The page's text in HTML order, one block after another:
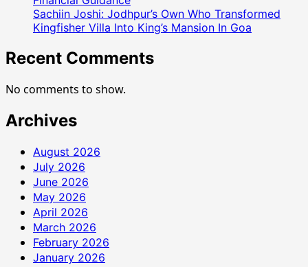
Sachiin Joshi: Jodhpur’s Own Who Transformed
Kingfisher Villa Into King’s Mansion In Goa
Recent Comments
No comments to show.
Archives
August 2026
July 2026
June 2026
May 2026
April 2026
March 2026
February 2026
January 2026